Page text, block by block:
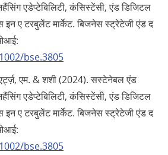
एडेप्टेबिलिटी, कंसिस्टेंसी, एंड डिजिटल
इन ए टरबुलेंट मार्केट. बिजनेस स्ट्रेटेजी एंड द
bse.3805
एम. & शशी (2024). सस्टेनेबल एंड
एडेप्टेबिलिटी, कंसिस्टेंसी, एंड डिजिटल
इन ए टरबुलेंट मार्केट. बिजनेस स्ट्रेटेजी एंड द
bse.3805